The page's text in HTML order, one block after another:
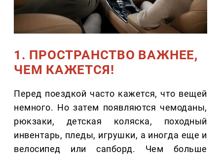
1. ПРОСТРАНСТВО ВАЖНЕЕ,
ЧЕМ КАЖЕТСЯ!
Перед поездкой часто кажется, что вещей
немного. Но затем появляются чемоданы,
рюкзаки, детская коляска, походный
инвентарь, пледы, игрушки, а иногда еще и
велосипед или сапборд. Чем больше